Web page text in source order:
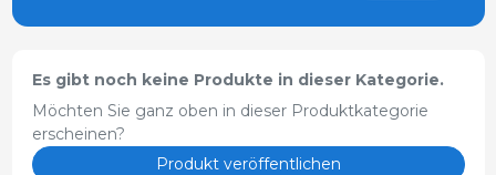
Es gibt noch keine Produkte in dieser Kategorie.
Möchten Sie ganz oben in dieser Produktkategorie
erscheinen?
Produkt veröffentlichen